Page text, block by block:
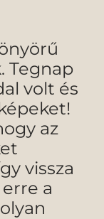
Tegnap
volt és
az
vissza
a